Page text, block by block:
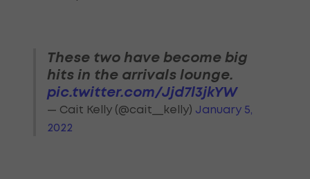
These two have become big
hits in the arrivals lounge.
pic.twitter.com/Jjd7l3jkYW
— Cait Kelly (@cait__kelly) January 5,
2022